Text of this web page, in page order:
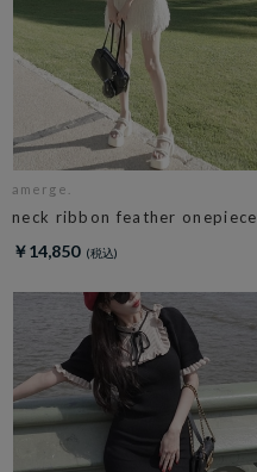
amerge.
neck ribbon feather onepiece
￥14,850